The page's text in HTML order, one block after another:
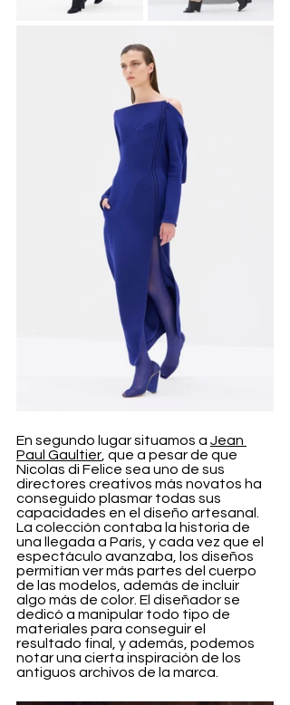
En segundo lugar situamos a Jean
Paul Gaultier , que a pesar de que
Nicolas di Felice sea uno de sus
directores creativos más novatos ha
conseguido plasmar todas sus
capacidades en el diseño artesanal.
La colección contaba la historia de
una llegada a París, y cada vez que el
espectáculo avanzaba, los diseños
permitían ver más partes del cuerpo
de las modelos, además de incluir
algo más de color. El diseñador se
dedicó a manipular todo tipo de
materiales para conseguir el
resultado final, y además, podemos
notar una cierta inspiración de los
antiguos archivos de la marca.